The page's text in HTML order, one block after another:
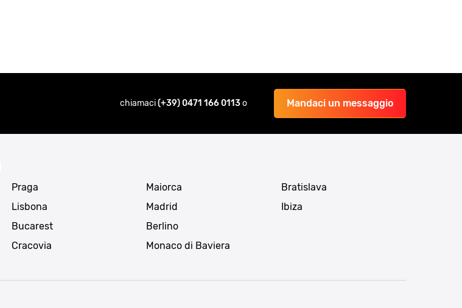
chiamaci(+39) 0471 166 0113o Mandaci un messaggio
Praga
Lisbona
Bucarest
Cracovia
Maiorca
Madrid
Berlino
Monaco di Baviera
Bratislava
Ibiza